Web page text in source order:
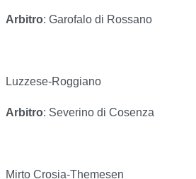
Arbitro: Garofalo di Rossano
Luzzese-Roggiano
Arbitro: Severino di Cosenza
Mirto Crosia-Themesen